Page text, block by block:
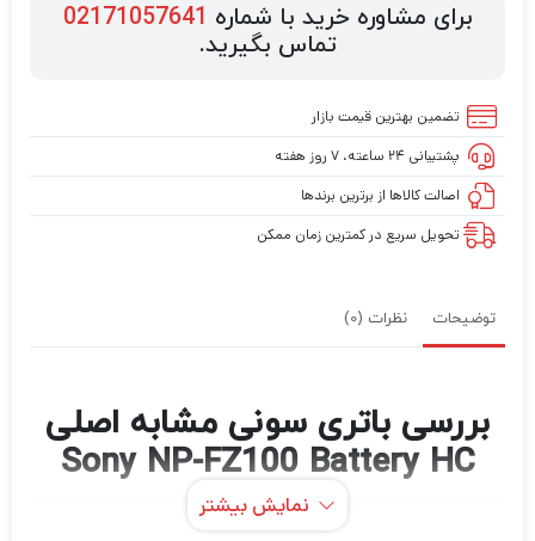
برای مشاوره خرید با شماره 02171057641
تماس بگیرید.
تضمین بهترین قیمت بازار
پشتیبانی ۲۴ ساعته، ۷ روز هفته
اصالت کالاها از برترین برندها
تحویل سریع در کمترین زمان ممکن
توضیحات نظرات (0)
بررسی باتری سونی مشابه اصلی
Sony NP-FZ100 Battery HC
نمایش بیشتر